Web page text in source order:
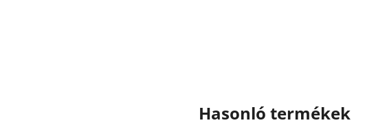
Hasonló termékek